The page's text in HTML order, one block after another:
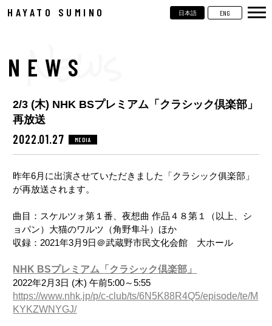
HAYATO SUMINO 日本語 ENG
VIDEOS
NEWS
2/3 (木) NHK BSプレミアム「クラシック倶楽部」
再放送
2022.01.27 MEDIA
昨年6月に出演させていただきました「クラシック俱楽部」
が再放送されます。
曲目：スケルツォ第１番、夜想曲 作品４８第１（以上、シ
ョパン）大猫のワルツ（角野隼斗）ほか
収録：2021年3月9日＠武蔵野市民文化会館 大ホール
NHK BSプレミアム「クラシック倶楽部」
2022年2月3日 (木) 午前5:00～5:55
https://www.nhk.jp/p/c-club/ts/6N5K88R4Q5/episode/te/M
KYKZWNYGJ/